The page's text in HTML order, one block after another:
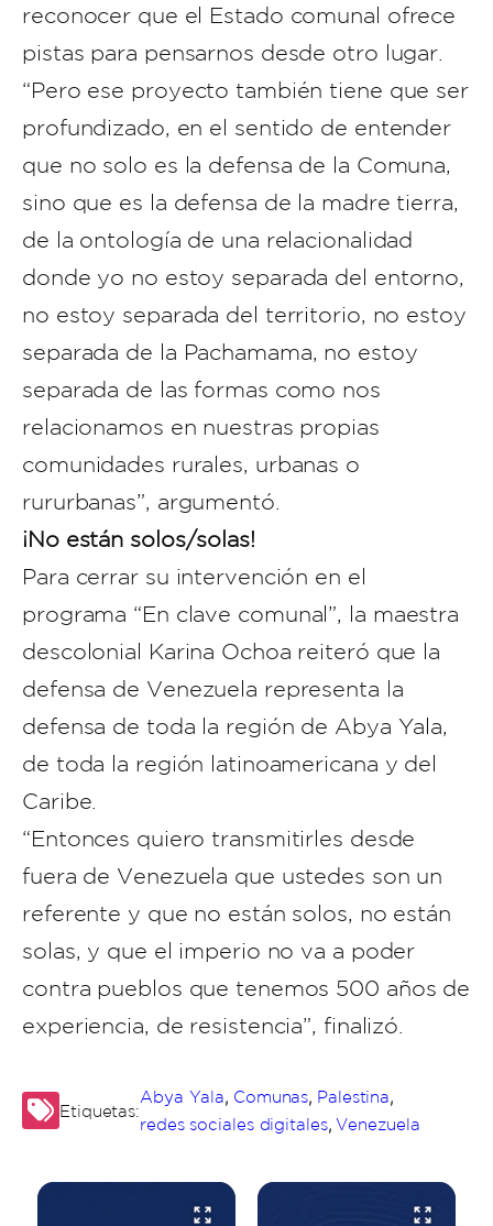
reconocer que el Estado comunal ofrece
pistas para pensarnos desde otro lugar.
“Pero ese proyecto también tiene que ser
profundizado, en el sentido de entender
que no solo es la defensa de la Comuna,
sino que es la defensa de la madre tierra,
de la ontología de una relacionalidad
donde yo no estoy separada del entorno,
no estoy separada del territorio, no estoy
separada de la Pachamama, no estoy
separada de las formas como nos
relacionamos en nuestras propias
comunidades rurales, urbanas o
rururbanas”, argumentó.
¡No están solos/solas!
Para cerrar su intervención en el
programa “En clave comunal”, la maestra
descolonial Karina Ochoa reiteró que la
defensa de Venezuela representa la
defensa de toda la región de Abya Yala,
de toda la región latinoamericana y del
Caribe.
“Entonces quiero transmitirles desde
fuera de Venezuela que ustedes son un
referente y que no están solos, no están
solas, y que el imperio no va a poder
contra pueblos que tenemos 500 años de
experiencia, de resistencia”, finalizó.
Etiquetas:
Abya Yala, Comunas, Palestina,
redes sociales digitales,Venezuela